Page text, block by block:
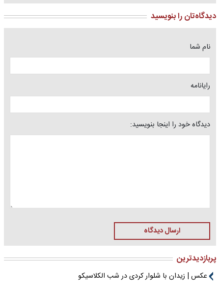
دیدگاه‌تان را بنویسید
نام شما
رایانامه
دیدگاه خود را اینجا بنویسید:
ارسال دیدگاه
پربازدیدترین
عکس | زیدان با شلوار کردی در شب الکلاسیکو